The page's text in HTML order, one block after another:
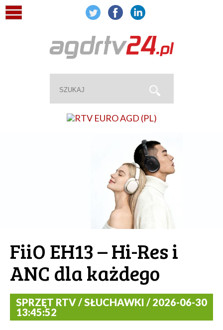
FiiO EH13 – Hi-Res i
ANC dla każdego
SPRZĘT RTV / SŁUCHAWKI / 2026-06-30
13:45:52